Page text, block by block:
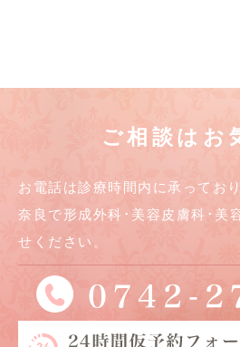
ご相談はお
お電話は診療時間内に承っており
奈良で形成外科･美容皮膚科･美
せください。